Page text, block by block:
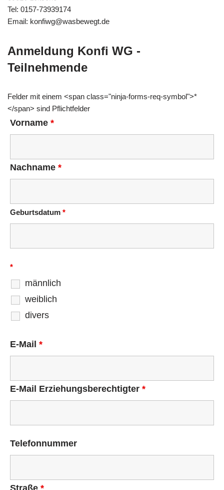
Tel: 0157-73939174
Email: konfiwg@wasbewegt.de
Anmeldung Konfi WG -
Teilnehmende
Felder mit einem <span class="ninja-forms-req-symbol">*
</span> sind Pflichtfelder
Vorname *
Nachname *
Geburtsdatum *
*
männlich
weiblich
divers
E-Mail *
E-Mail Erziehungsberechtigter *
Telefonnummer
Straße *